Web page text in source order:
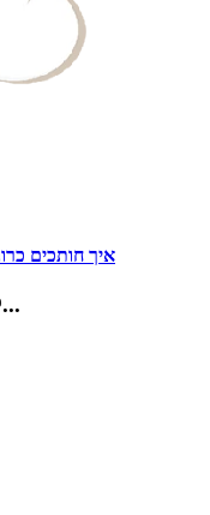
איך חותכים
לא כדאי לפספס...